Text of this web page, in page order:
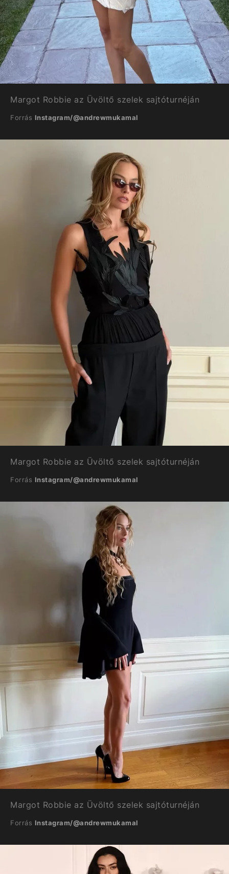
Margot Robbie az Üvöltő szelek sajtóturnéján
Forrás Instagram/@andrewmukamal
Margot Robbie az Üvöltő szelek sajtóturnéján
Forrás Instagram/@andrewmukamal
Margot Robbie az Üvöltő szelek sajtóturnéján
Forrás Instagram/@andrewmukamal